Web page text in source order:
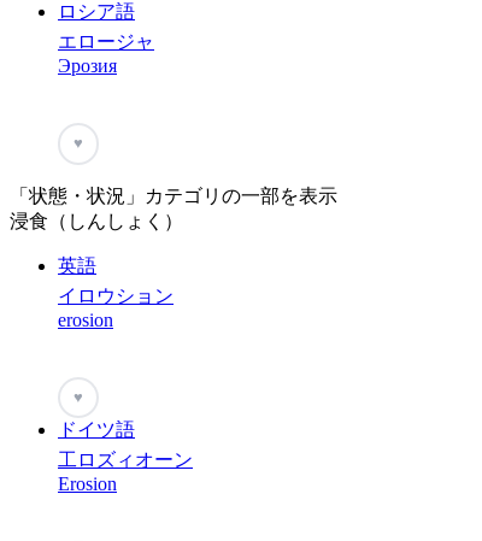
ロシア語
エロージャ
Эрозия
♥
「状態・状況」カテゴリの一部を表示
浸食（しんしょく）
英語
イロウション
erosion
♥
ドイツ語
工ロズィオーン
Erosion